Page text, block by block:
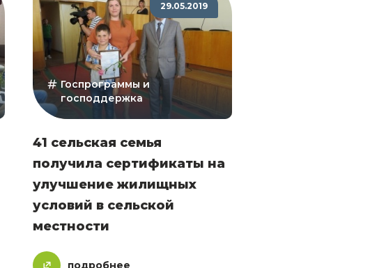
29.05.2019
Госпрограммы и
господдержка
41 сельская семья
получила сертификаты на
улучшение жилищных
условий в сельской
местности
подробнее